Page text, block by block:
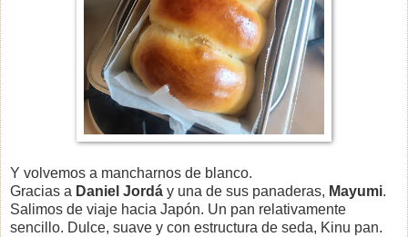
Y volvemos a mancharnos de blanco.
Gracias a Daniel Jordá y una de sus panaderas, Mayumi.
Salimos de viaje hacia Japón. Un pan relativamente
sencillo. Dulce, suave y con estructura de seda, Kinu pan.